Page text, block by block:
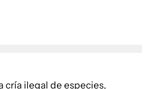
cría ilegal de especies,